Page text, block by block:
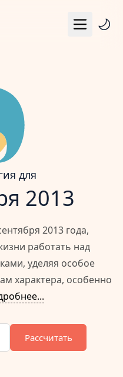
Меню
для
2013
2013 года,
работать над
уделяя особое
характера, особенно
Рассчитать